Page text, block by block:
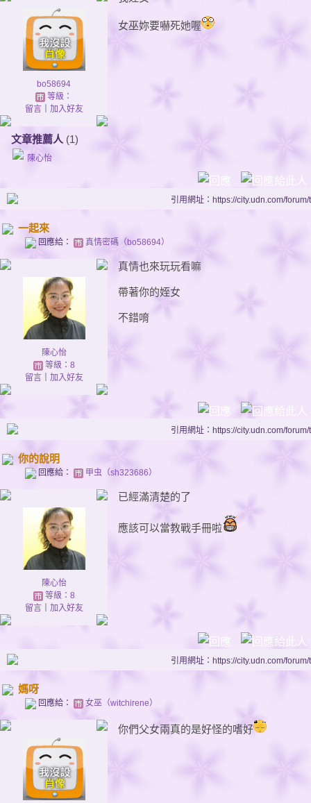
bo58694
等級：
留言｜ 加入好友
文章推薦人 (1)
陳心怡
女巫妳要嚇死她喔
引用網址：https://city.udn.com/
一起來
回應給： 真情密碼（bo58694）
陳心怡
等級：8
留言｜ 加入好友
真情也來玩玩看嘛
帶著你的姪女
不錯唷
引用網址：https://city.udn.com/
你的說明
回應給： 甲虫（sh323686）
陳心怡
等級：8
留言｜ 加入好友
已經滿清楚的了
應該可以當教戰手冊啦
引用網址：https://city.udn.com/
媽呀
回應給： 女巫（witchirene）
你們父女兩真的是好怪的嗜好